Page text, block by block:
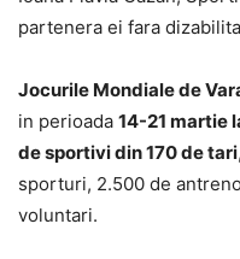
partenera ei fara
Jocurile Mondiale de
in perioada 14-21 martie
de sportivi din 170 de tari
sporturi, 2.500 de
voluntari.